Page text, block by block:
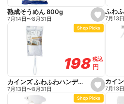
e
s
e
t
o
r
i
e
熟成そうめん 800g
7月14日〜8月31日 7月13日
s
e
t
Shop Picks
198
198税込
税込
円
円
カインズ ふわふわハンディーダスター 本体1個+替え2枚入
7月13日〜8月31日 7月13日
Shop Picks